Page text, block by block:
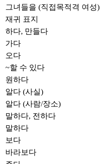
그녀들을 (직접목적격 여성)
재귀 표지
하다, 만들다
가다
오다
~할 수 있다
원하다
알다 (사실)
알다 (사람/장소)
말하다, 전하다
말하다
보다
바라보다